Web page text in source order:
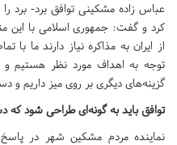
عباس زاده مشکینی توافق برد- برد را
کرد و گفت: جمهوری اسلامی با این
از ایران به مذاکره نیاز دارند ما با
توجه به اهداف مورد نظر هستیم و
گزینه‌های دیگری بر روی میز داریم و
توافق باید به گونه‌ای طراحی شود
نماینده مردم مشکین شهر در